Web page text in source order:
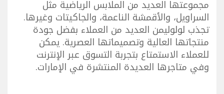
مجموعتها العديد من الملابس الرياضية مثل
السراويل، والأقمشة الناعمة، والجاكيتات وغيرها.
تجذب لولوليمن العديد من العملاء بفضل جودة
منتجاتها العالية وتصميماتها العصرية. يمكن
للعملاء الاستمتاع بتجربة التسوق عبر الإنترنت
وفي متاجرها العديدة المنتشرة في الإمارات.